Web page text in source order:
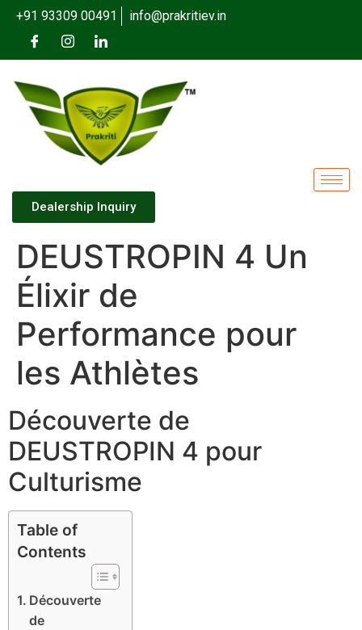
+91 93309 00491 info@prakritiev.in
Dealership Inquiry
DEUSTROPIN 4 Un
Élixir de
Performance pour
les Athlètes
Découverte de
DEUSTROPIN 4 pour
Culturisme
Table of
Contents
Découverte
de